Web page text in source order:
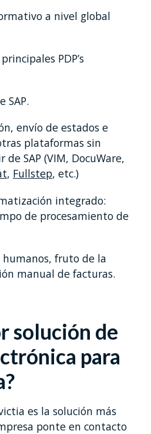
a nivel global
PDP’s
SAP.
envío de estados e
plataformas sin
de SAP (VIM, DocuWare,
, Fullstep, etc.)
integrado:
de procesamiento de
humanos, fruto de la
manual de facturas.
solución de
para
es la solución más
ponte en contacto